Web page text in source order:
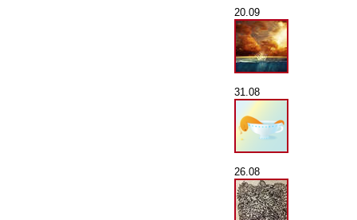
20.09
31.08
26.08